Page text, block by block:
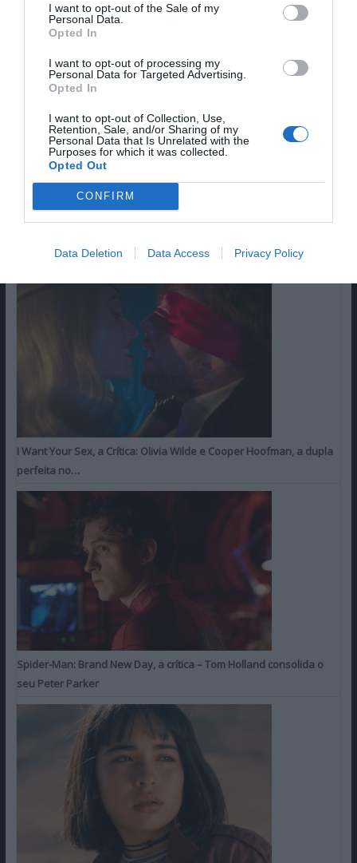
I want to opt-out of the Sale of my
Personal Data.
Opted In
I want to opt-out of processing my
Personal Data for Targeted Advertising.
Opted In
I want to opt-out of Collection, Use,
Retention, Sale, and/or Sharing of my
Personal Data that Is Unrelated with the
Purposes for which it was collected.
Opted Out
CONFIRM
Data Deletion Data Access Privacy Policy
ÚLTIMAS CRÍTICAS FAV DO LEITOR
I Want Your Sex, a Crítica: Olivia Wilde e Cooper Hoofman, a dupla
perfeita no…
Spider-Man: Brand New Day, a crítica – Tom Holland consolida o
seu Peter Parker